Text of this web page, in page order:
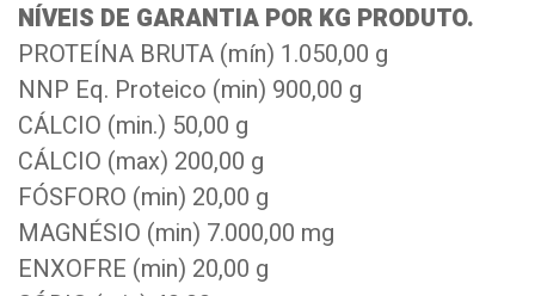
NÍVEIS DE GARANTIA POR KG PRODUTO.
PROTEÍNA BRUTA (mín) 1.050,00 g
NNP Eq. Proteico (min) 900,00 g
CÁLCIO (min.) 50,00 g
CÁLCIO (max) 200,00 g
FÓSFORO (min) 20,00 g
MAGNÉSIO (min) 7.000,00 mg
ENXOFRE (min) 20,00 g